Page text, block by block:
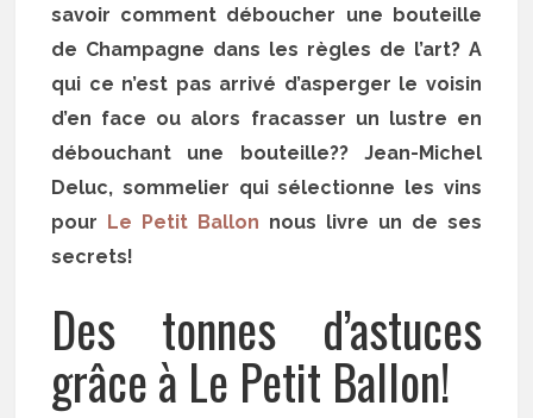
savoir comment déboucher une bouteille
de Champagne dans les règles de l’art? A
qui ce n’est pas arrivé d’asperger le voisin
d’en face ou alors fracasser un lustre en
débouchant une bouteille?? Jean-Michel
Deluc, sommelier qui sélectionne les vins
pour Le Petit Ballon nous livre un de ses
secrets!
Des tonnes d’astuces
grâce à Le Petit Ballon!